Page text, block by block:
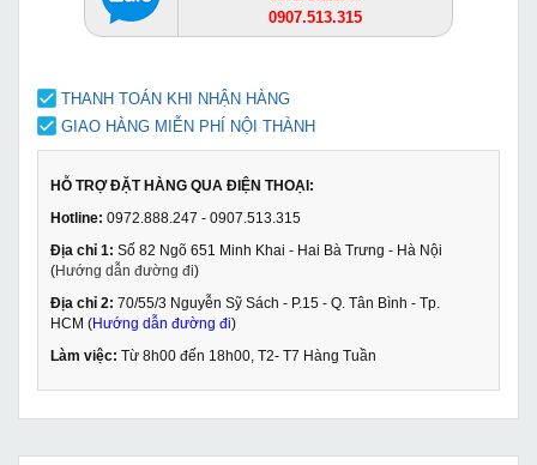
0907.513.315
THANH TOÁN KHI NHẬN HÀNG
GIAO HÀNG MIỄN PHÍ NỘI THÀNH
HỖ TRỢ ĐẶT HÀNG QUA ĐIỆN THOẠI:
Hotline: 0972.888.247 - 0907.513.315
Địa chỉ 1: Số 82 Ngõ 651 Minh Khai - Hai Bà Trưng - Hà Nội
(Hướng dẫn đường đi)
Địa chỉ 2: 70/55/3 Nguyễn Sỹ Sách - P.15 - Q. Tân Bình - Tp.
HCM (Hướng dẫn đường đi)
Làm việc: Từ 8h00 đến 18h00, T2- T7 Hàng Tuần